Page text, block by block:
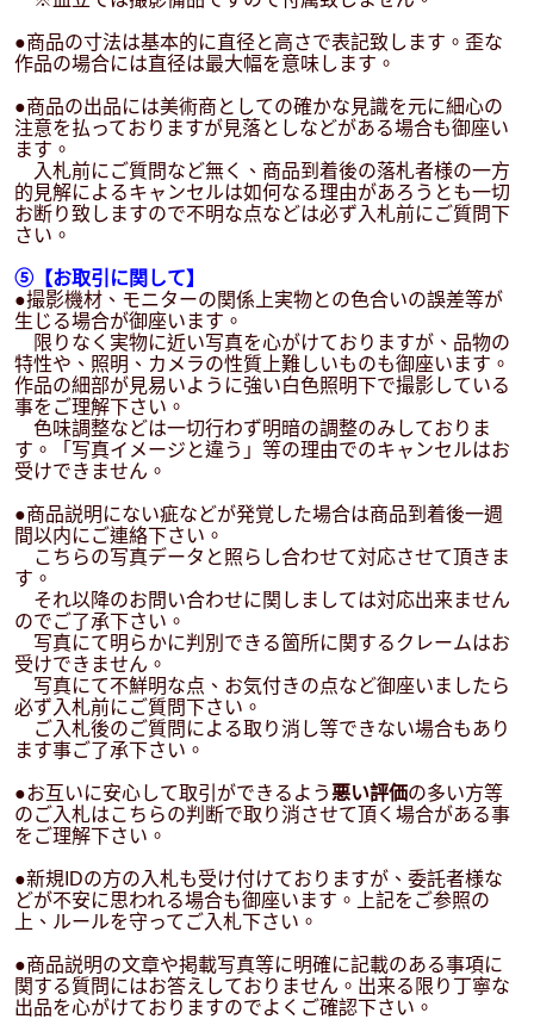
●商品の寸法は基本的に直径と高さで表記致します。歪な
作品の場合には直径は最大幅を意味します。
●商品の出品には美術商としての確かな見識を元に細心の
注意を払っておりますが見落としなどがある場合も御座い
ます。
入札前にご質問など無く、商品到着後の落札者様の一方
的見解によるキャンセルは如何なる理由があろうとも一切
お断り致しますので不明な点などは必ず入札前にご質問下
さい。
⑤【お取引に関して】
●撮影機材、モニターの関係上実物との色合いの誤差等が
生じる場合が御座います。
限りなく実物に近い写真を心がけておりますが、品物の
特性や、照明、カメラの性質上難しいものも御座います。
作品の細部が見易いように強い白色照明下で撮影している
事をご理解下さい。
色味調整などは一切行わず明暗の調整のみしておりま
す。「写真イメージと違う」等の理由でのキャンセルはお
受けできません。
●商品説明にない疵などが発覚した場合は商品到着後一週
間以内にご連絡下さい。
こちらの写真データと照らし合わせて対応させて頂きま
す。
それ以降のお問い合わせに関しましては対応出来ません
のでご了承下さい。
写真にて明らかに判別できる箇所に関するクレームはお
受けできません。
写真にて不鮮明な点、お気付きの点など御座いましたら
必ず入札前にご質問下さい。
ご入札後のご質問による取り消し等できない場合もあり
ます事ご了承下さい。
●お互いに安心して取引ができるよう悪い評価の多い方等
のご入札はこちらの判断で取り消させて頂く場合がある事
をご理解下さい。
●新規IDの方の入札も受け付けておりますが、委託者様な
どが不安に思われる場合も御座います。上記をご参照の
上、ルールを守ってご入札下さい。
●商品説明の文章や掲載写真等に明確に記載のある事項に
関する質問にはお答えしておりません。出来る限り丁寧な
出品を心がけておりますのでよくご確認下さい。